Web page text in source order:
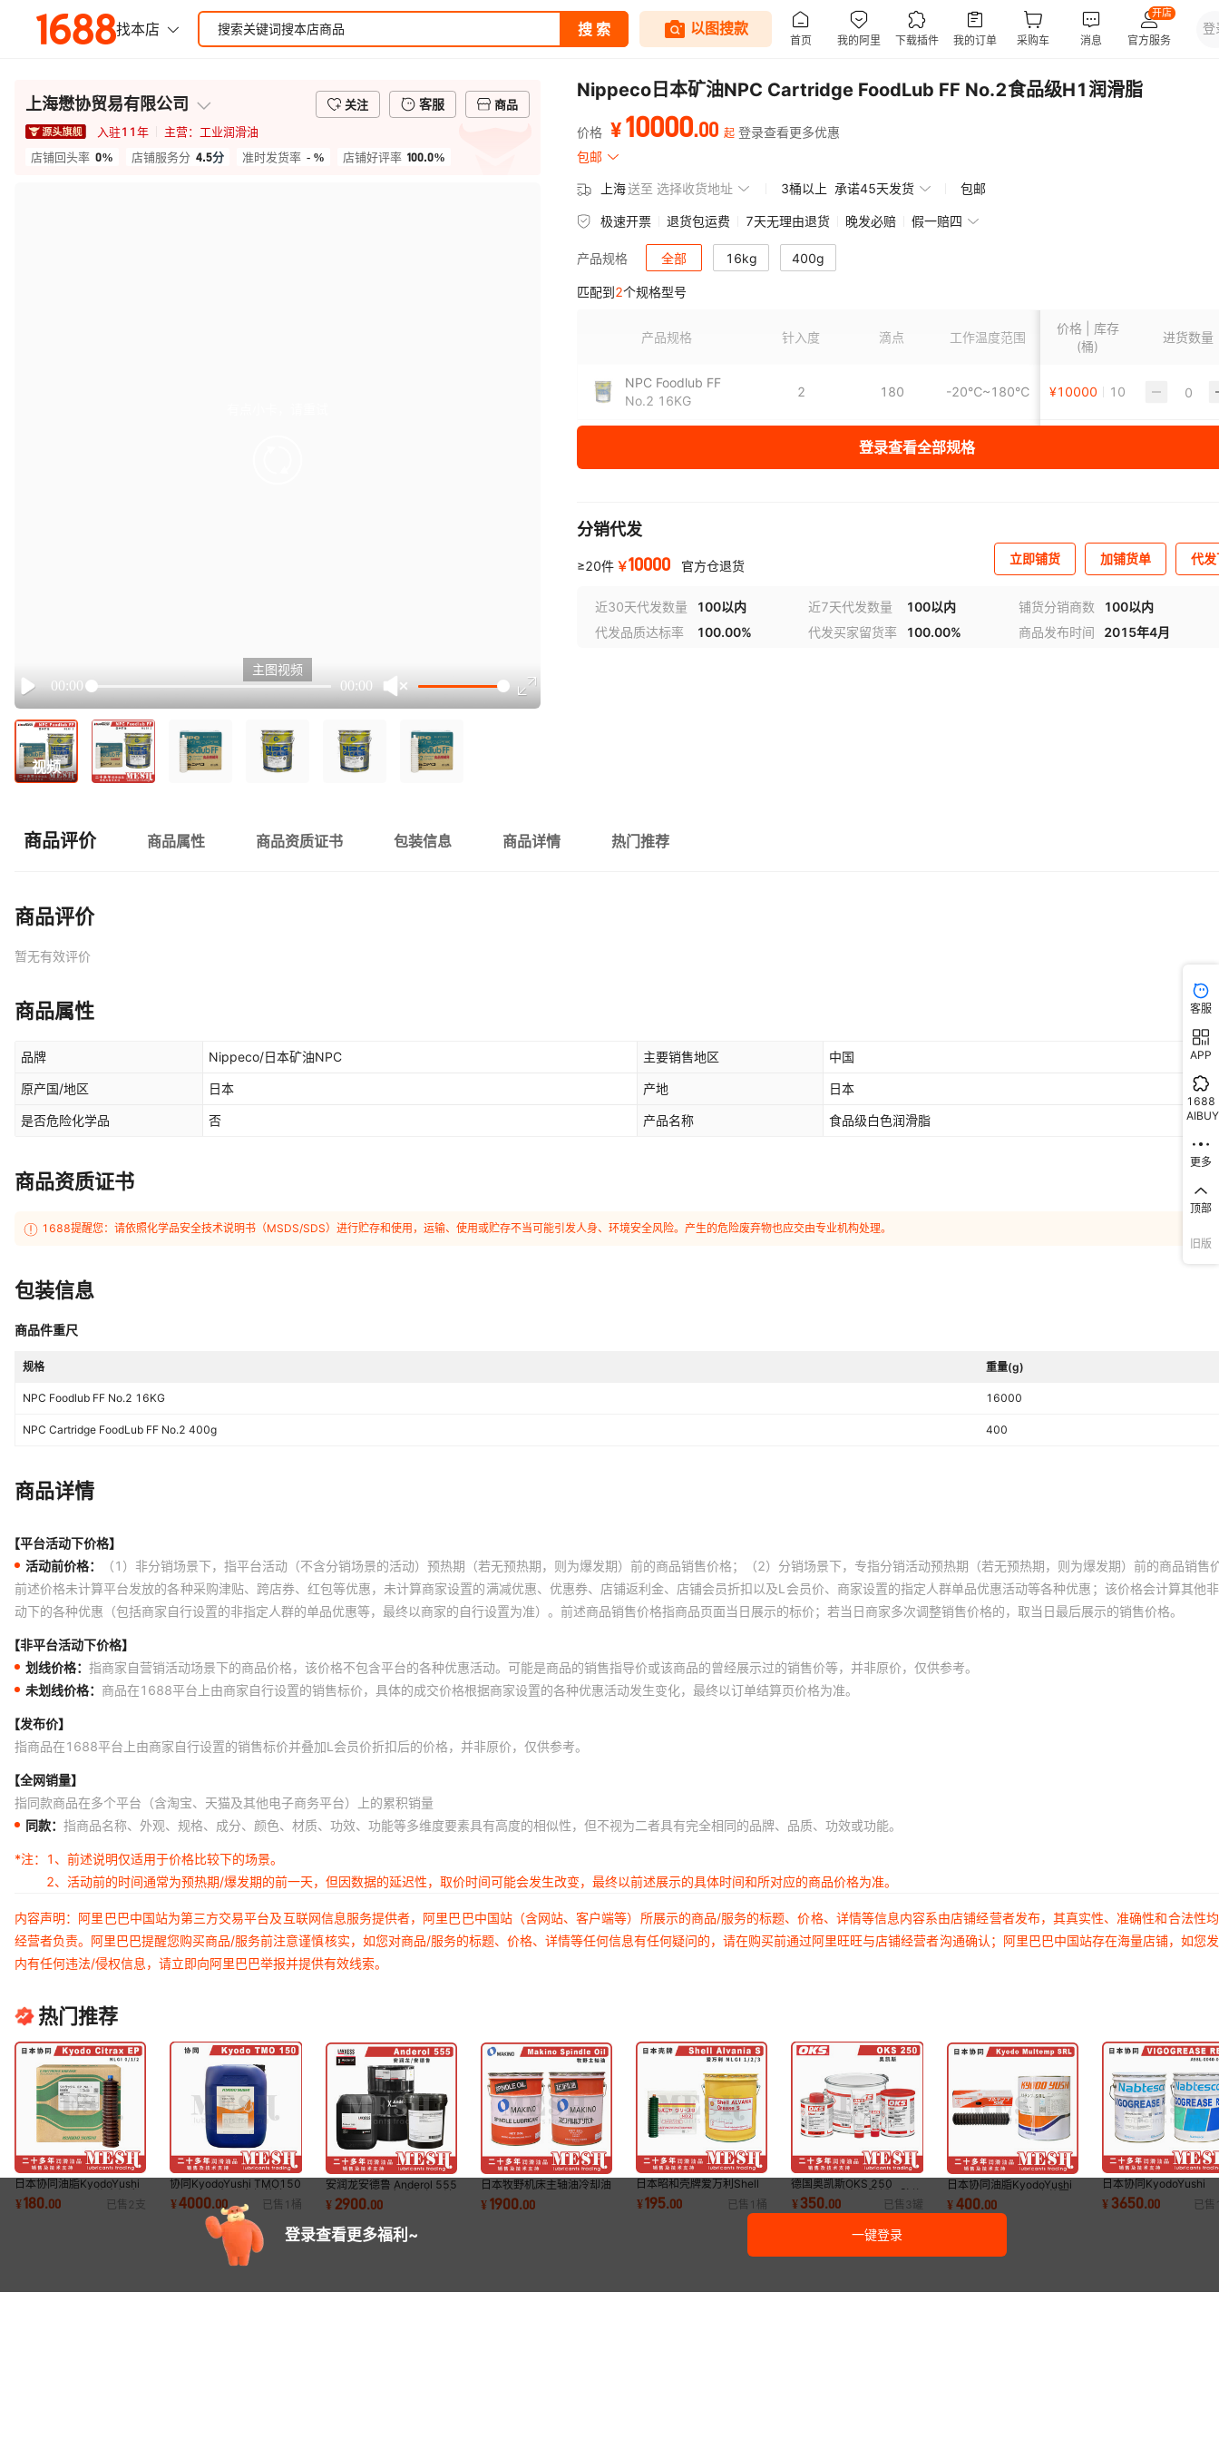
上海懋协贸易有限公司 关注 客服
商品
入驻11年 主营： 工业润滑油
店铺回头率 0% 店铺服务分 4.5分 准时发货率 - % 店铺好评率 100.0%
Play
00:00 00:00
主图视频
视频
Nippeco日本矿油NPC Cartridge FoodLub FF No.2食品级H1润滑脂
价格 ¥10000.00 起 登录查看更多优惠
包邮
上海送至 选择收货地址 3桶以上 承诺45天发货 包邮
极速开票 退货包运费 7天无理由退货 晚发必赔 假一赔四
产品规格 全部 16kg 400g
匹配到2个规格型号
产品规格 针入度 滴点 工作温度范围 产品规格
价格 | 库存
(桶)
进货数量
NPC Foodlub FF
No.2 16KG
2 180 -20℃~180℃ 16kg
¥10000 10
400g
180 -20℃~180℃
登录查看全部规格
分销代发
≥20件 ￥10000 官方仓退货 立即铺货 加铺货单 代
近30天代发数量 100以内 近7天代发数量 100以内 铺货分销商数
100以内
代发品质达标率
100.00% 代发买家留货率 100.00% 商品发布时间 2015年4月
商品评价 商品属性 商品资质证书 包装信息 商品详情 热门推荐
商品评价
暂无有效评价
商品属性
品牌 Nippeco/日本矿油NPC 主要销售地区 中国
原产国/地区 日本 产地 日本
是否危险化学品 否 产品名称 食品级白色润滑脂
商品资质证书
1688提醒您：请依照化学品安全技术说明书（MSDS/SDS）进行贮存和使用，运输、使用或贮存不当可能引发人身、环境安全风险。产生的危险废弃物也应交由专业机构处理。
包装信息
商品件重尺
规格 重量(g)
NPC Foodlub FF No.2 16KG 16000
NPC Cartridge FoodLub FF No.2 400g 400
商品详情
【平台活动下价格】
活动前价格：
（1）非分销场景下，指平台活动（不含分销场景的活动）预热期（若无预热期，则为爆发期）前的商品销售价格；（2）分销场景下，专指分销活动预热期（若无预热期，则为爆发期）前的商品销售
前述价格未计算平台发放的各种采购津贴、跨店券、红包等优惠，未计算商家设置的满减优惠、优惠券、店铺返利金、店铺会员折扣以及L会员价、商家设置的指定人群单品优惠活动等各种优惠；该价格会计算其他
动下的各种优惠（包括商家自行设置的非指定人群的单品优惠等，最终以商家的自行设置为准）。前述商品销售价格指商品页面当日展示的标价；若当日商家多次调整销售价格的，取当日最后展示的销售价格。
【非平台活动下价格】
划线价格： 指商家自营销活动场景下的商品价格，该价格不包含平台的各种优惠活动。可能是商品的销售指导价或该商品的曾经展示过的销售价等，并非原价，仅供参考。
未划线价格： 商品在1688平台上由商家自行设置的销售标价，具体的成交价格根据商家设置的各种优惠活动发生变化，最终以订单结算页价格为准。
【发布价】
指商品在1688平台上由商家自行设置的销售标价并叠加L会员价折扣后的价格，并非原价，仅供参考。
【全网销量】
指同款商品在多个平台（含淘宝、天猫及其他电子商务平台）上的累积销量
同款： 指商品名称、外观、规格、成分、颜色、材质、功效、功能等多维度要素具有高度的相似性，但不视为二者具有完全相同的品牌、品质、功效或功能。
*注：
1、前述说明仅适用于价格比较下的场景。
2、活动前的时间通常为预热期/爆发期的前一天，但因数据的延迟性，取价时间可能会发生改变，最终以前述展示的具体时间和所对应的商品价格为准。
内容声明：阿里巴巴中国站为第三方交易平台及互联网信息服务提供者，阿里巴巴中国站（含网站、客户端等）所展示的商品/服务的标题、价格、详情等信息内容系由店铺经营者发布，其真实性、准确性和合法性
经营者负责。阿里巴巴提醒您购买商品/服务前注意谨慎核实，如您对商品/服务的标题、价格、详情等任何信息有任何疑问的，请在购买前通过阿里旺旺与店铺经营者沟通确认；阿里巴巴中国站存在海量店铺，如您
内有任何违法/侵权信息，请立即向阿里巴巴举报并提供有效线索。
热门推荐
日本协同油脂KyodoYushi
Citrax EP EP1马扎克机床
导轨润滑脂
¥180.00 已售 2 支
协同KyodoYushi TMO150
TMO 150机器人保养油
3HAC032140-004
¥4000.00 已售 1 桶
安润龙安德鲁 Anderol 555
Anderol555 合成真空泵油
压缩机油
¥ 2900.00
日本牧野机床主轴油冷却油
Makino Spindle Lubricant
Oil授权代理
¥1900.00
日本昭和壳牌爱万利Shell
Alvania S1 S2 S3 A98L-
0004-0602＃CTG
¥195.00 已售 1 桶
德国奥凯斯OKS 250
OKS250耐高温防锈死防烧
结白色螺纹防卡润滑膏
¥350.00 已售 3罐
日本协同油脂KyodoYushi
Multemp SRL广温度范围
轴承润滑脂
¥400.00
日本协同KyodoYushi
VIGOGREASE RE0
滑脂A98L-0040-0174
¥ 3650.00 已售
登录查看更多福利~ 一键登录
客服
APP
1688
AIBUY
更多
顶部
旧版